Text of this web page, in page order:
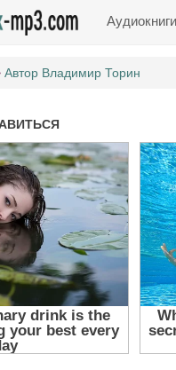
Аудиокниги
Автор Владимир Торин